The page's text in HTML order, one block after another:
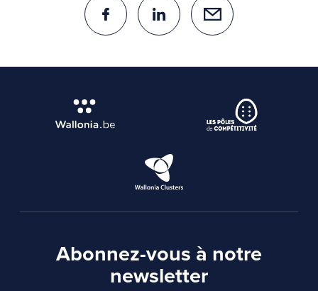
Abonnez-vous à notre
newsletter